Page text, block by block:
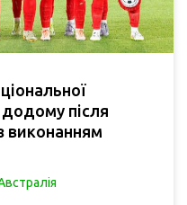
після
виконанням